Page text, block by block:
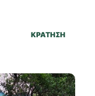
ΚΡΑΤΗΣΗ